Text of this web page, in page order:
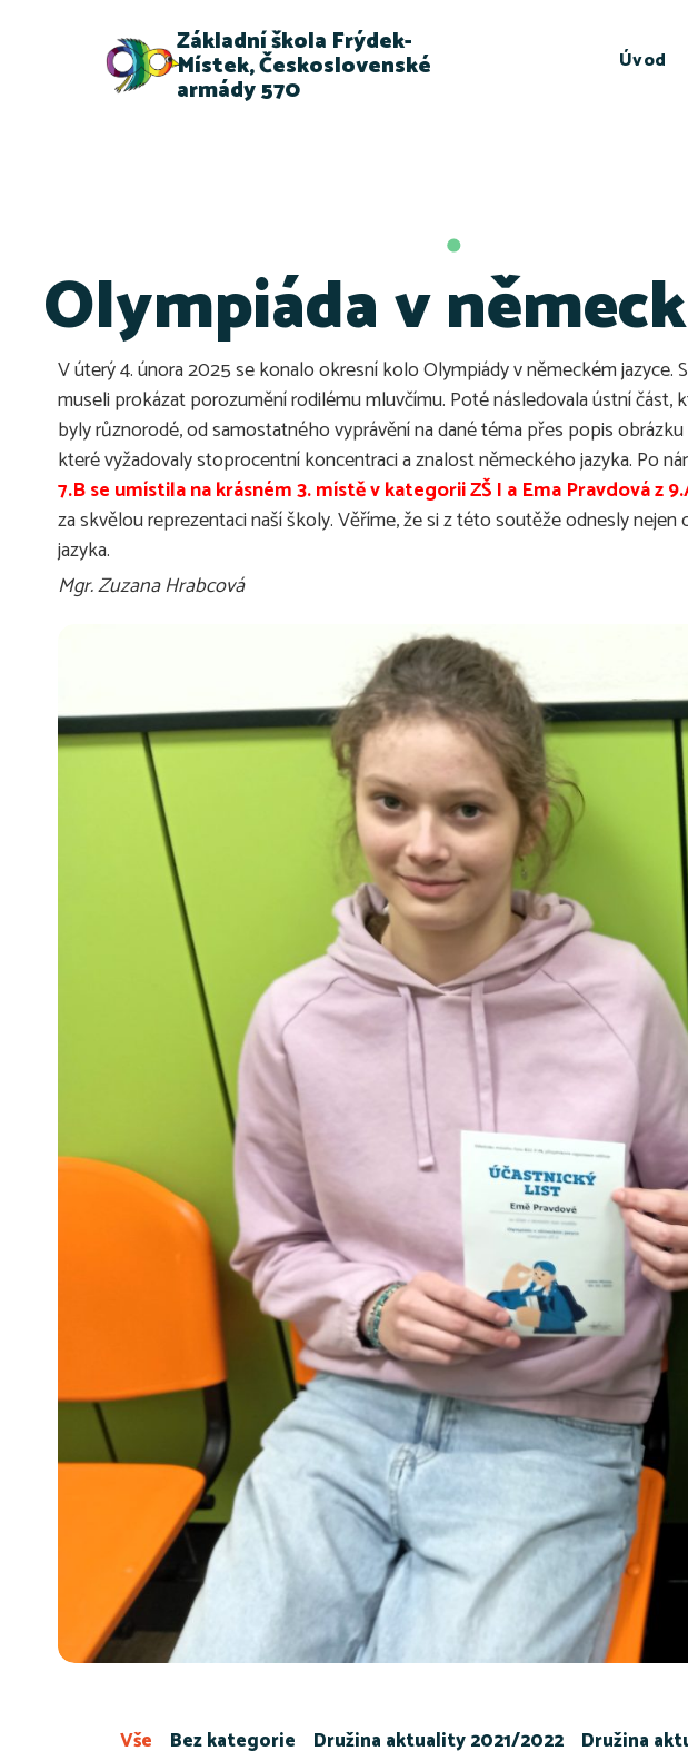
Základní škola Frýdek-
Místek, Československé
armády 570
Úvod
Olympiáda v
V úterý 4. února 2025 se konalo okresní kolo Olympiády v německém
museli prokázat porozumění rodilému mluvčímu. Poté následovala ústní
byly různorodé, od samostatného vyprávění na dané téma přes popis
které vyžadovaly stoprocentní koncentraci a znalost německého jazyka. Po
7.B se umístila na krásném 3. místě v kategorii ZŠ I a Ema Pravdová z
za skvělou reprezentaci naší školy. Věříme, že si z této soutěže odnesly
jazyka.
Mgr. Zuzana Hrabcová
Bez kategorie Družina aktuality 2021/2022 Družina
Vše